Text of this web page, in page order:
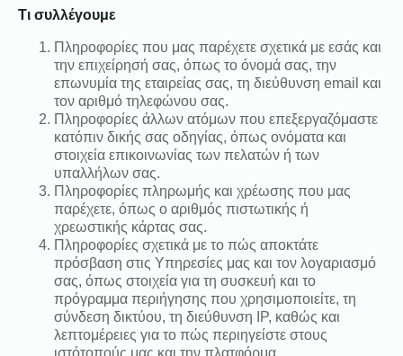
Τι συλλέγουμε
Πληροφορίες που μας παρέχετε σχετικά με εσάς και
την επιχείρησή σας, όπως το όνομά σας, την
επωνυμία της εταιρείας σας, τη διεύθυνση email και
τον αριθμό τηλεφώνου σας.
Πληροφορίες άλλων ατόμων που επεξεργαζόμαστε
κατόπιν δικής σας οδηγίας, όπως ονόματα και
στοιχεία επικοινωνίας των πελατών ή των
υπαλλήλων σας.
Πληροφορίες πληρωμής και χρέωσης που μας
παρέχετε, όπως ο αριθμός πιστωτικής ή
χρεωστικής κάρτας σας.
Πληροφορίες σχετικά με το πώς αποκτάτε
πρόσβαση στις Υπηρεσίες μας και τον λογαριασμό
σας, όπως στοιχεία για τη συσκευή και το
πρόγραμμα περιήγησης που χρησιμοποιείτε, τη
σύνδεση δικτύου, τη διεύθυνση IP, καθώς και
λεπτομέρειες για το πώς περιηγείστε στους